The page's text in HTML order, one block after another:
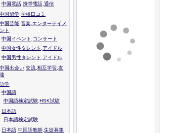
中国電話,携帯電話,通信
中国留学,学校口コミ
中国芸能,音楽,エンターテイメ
ント
中国イベント,コンサート
中国女性タレント,アイドル
中国男性タレント,アイドル
中国出会い,交流,相互学習,友
達
語学
中国語
中国語検定試験,HSK試験
日本語
日本語検定試験
日本語,中国語教師,生徒募集